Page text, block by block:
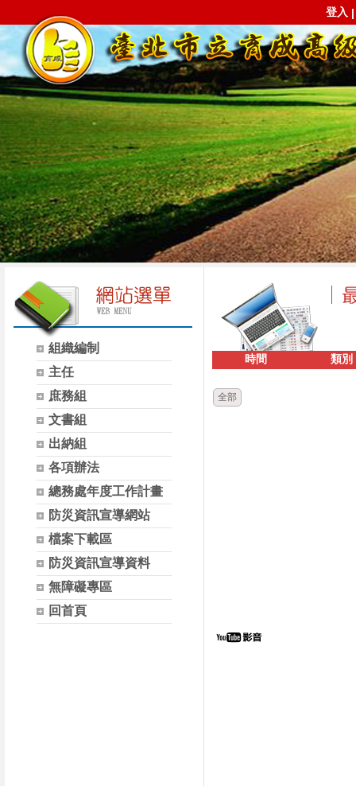
登入
組織編制
主任
庶務組
文書組
出納組
各項辦法
總務處年度工作計畫
防災資訊宣導網站
檔案下載區
防災資訊宣導資料
無障礙專區
回首頁
時間 類別
全部